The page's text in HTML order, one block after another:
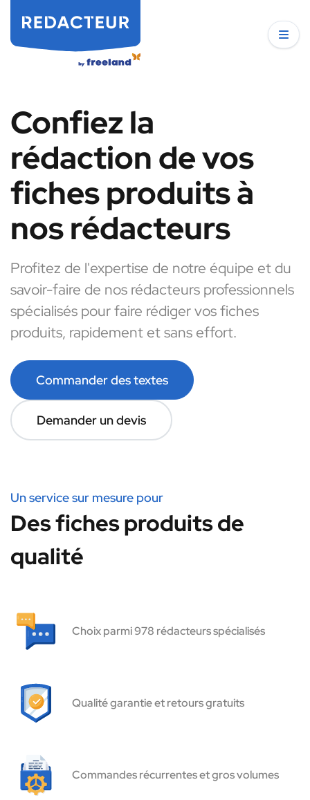
Confiez la
rédaction de vos
fiches produits à
nos rédacteurs
Profitez de l'expertise de notre équipe et du
savoir-faire de nos rédacteurs professionnels
spécialisés pour faire rédiger vos fiches
produits, rapidement et sans effort.
Commander des textes
Demander un devis
Un service sur mesure pour
Des fiches produits de
qualité
Choix parmi 978 rédacteurs spécialisés
Qualité garantie et retours gratuits
Commandes récurrentes et gros volumes